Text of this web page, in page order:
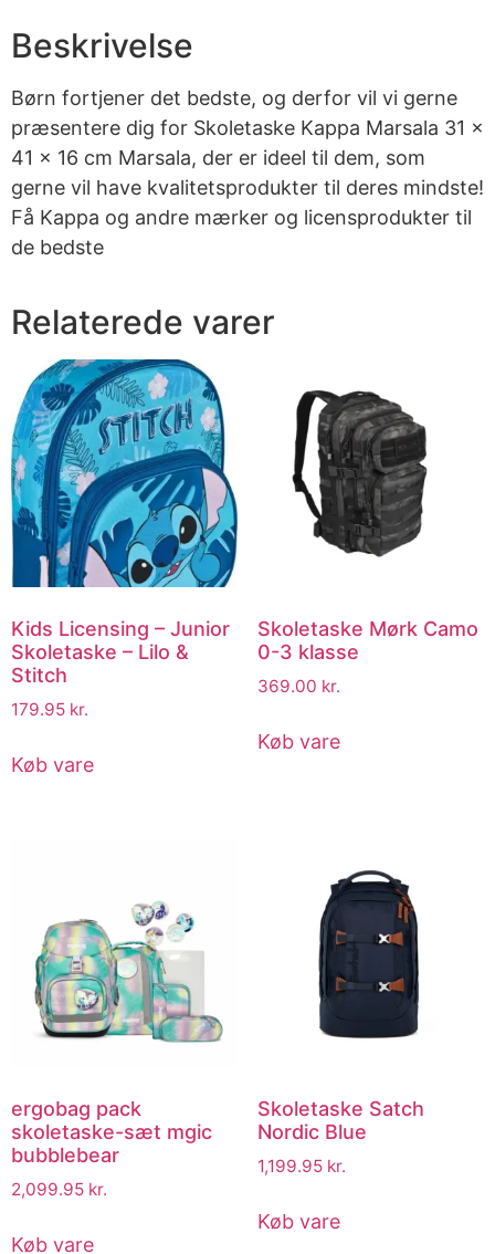
Beskrivelse
Børn fortjener det bedste, og derfor vil vi gerne
præsentere dig for Skoletaske Kappa Marsala 31 x
41 x 16 cm Marsala, der er ideel til dem, som
gerne vil have kvalitetsprodukter til deres mindste!
Få Kappa og andre mærker og licensprodukter til
de bedste
Relaterede varer
Kids Licensing – Junior
Skoletaske – Lilo &
Stitch
179.95 kr.
Køb vare
Skoletaske Mørk Camo
0-3 klasse
369.00 kr.
Køb vare
ergobag pack
skoletaske-sæt mgic
bubblebear
2,099.95 kr.
Køb vare
Skoletaske Satch
Nordic Blue
1,199.95 kr.
Køb vare